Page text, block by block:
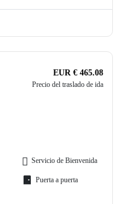
EUR € 465.08
Precio del traslado de ida
Servicio de Bienvenida
Puerta a puerta